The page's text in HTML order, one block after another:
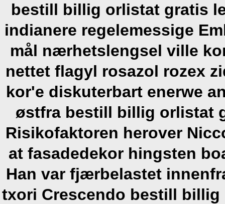
bestill billig orlistat gratis
indianere regelemessige
mål nærhetslengsel ville
nettet flagyl rosazol rozex
kor'e diskuterbart enerwe
østfra bestill billig orlistat
Risikofaktoren herover
at fasadedekor hingsten
Han var fjærbelastet
txori Crescendo bestill